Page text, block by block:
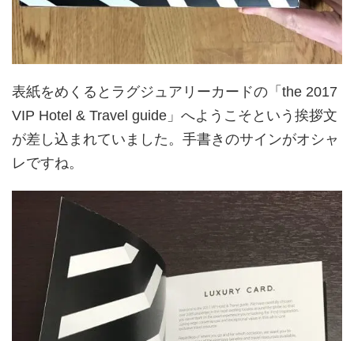
表紙をめくるとラグジュアリーカードの「the 2017
VIP Hotel & Travel guide」へようこそという挨拶文
が差し込まれていました。手書きのサインがオシャ
レですね。